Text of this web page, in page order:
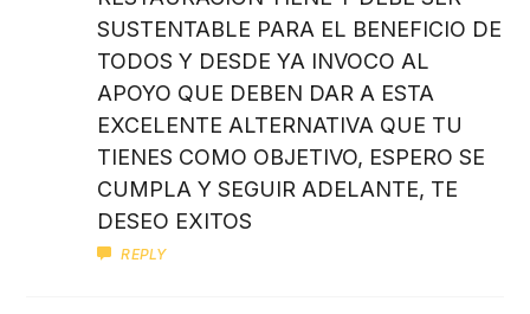
SUSTENTABLE PARA EL BENEFICIO DE
TODOS Y DESDE YA INVOCO AL
APOYO QUE DEBEN DAR A ESTA
EXCELENTE ALTERNATIVA QUE TU
TIENES COMO OBJETIVO, ESPERO SE
CUMPLA Y SEGUIR ADELANTE, TE
DESEO EXITOS
REPLY